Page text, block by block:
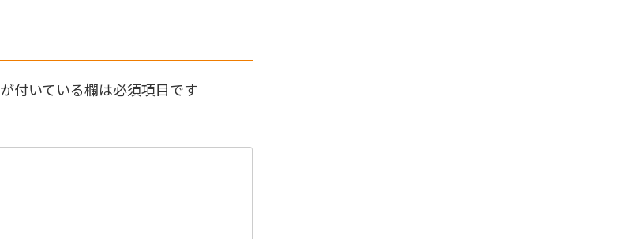
が付いている欄は必須項目です